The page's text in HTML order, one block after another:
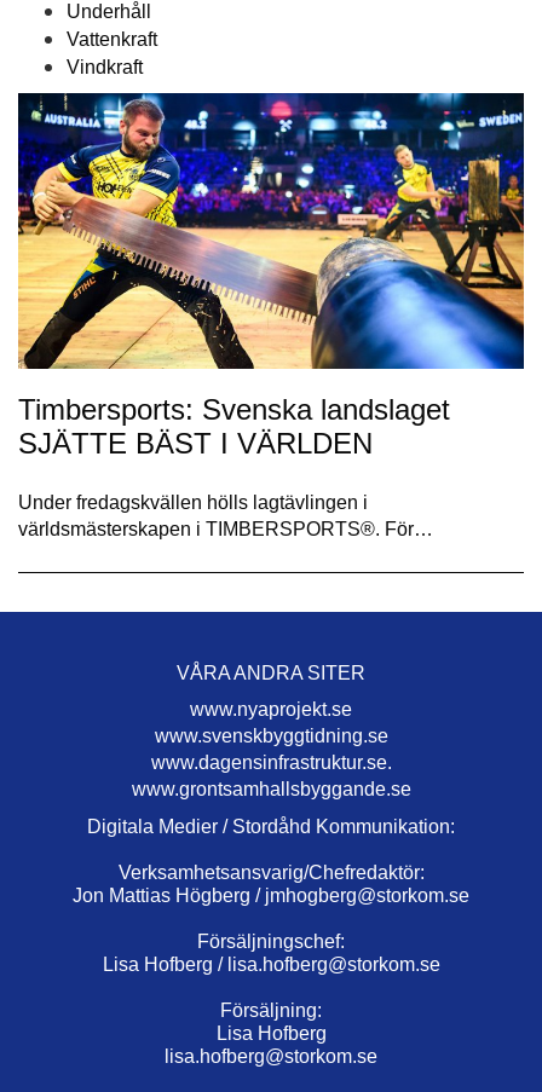
Underhåll
Vattenkraft
Vindkraft
Timbersports: Svenska landslaget
SJÄTTE BÄST I VÄRLDEN
Under fredagskvällen hölls lagtävlingen i
världsmästerskapen i TIMBERSPORTS®. För…
VÅRA ANDRA SITER
www.nyaprojekt.se
www.svenskbyggtidning.se
www.dagensinfrastruktur.se.
www.grontsamhallsbyggande.se
Digitala Medier / Stordåhd Kommunikation:
Verksamhetsansvarig/Chefredaktör:
Jon Mattias Högberg / jmhogberg@storkom.se
Försäljningschef:
Lisa Hofberg / lisa.hofberg@storkom.se
Försäljning:
Lisa Hofberg
lisa.hofberg@storkom.se